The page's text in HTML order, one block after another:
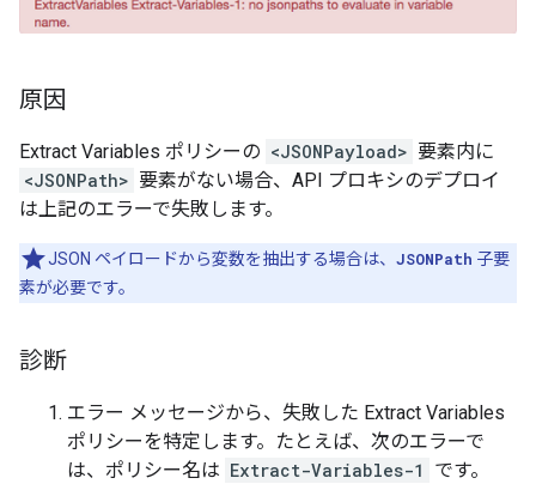
原因
Extract Variables ポリシーの <JSONPayload> 要素内に
<JSONPath> 要素がない場合、API プロキシのデプロイ
は上記のエラーで失敗します。
JSON ペイロードから変数を抽出する場合は、 JSONPath 子要
素が必要です。
診断
エラー メッセージから、失敗した Extract Variables
ポリシーを特定します。たとえば、次のエラーで
は、ポリシー名は Extract-Variables-1 です。